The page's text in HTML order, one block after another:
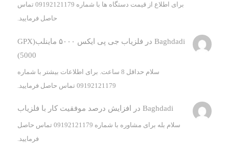
برای اطلاع از قیمت دستگاه ها با شماره 09192121179 تماس
حاصل فرمایید.
Baghdadi در
فلزیاب جی پی ایکس ۵۰۰۰ ماینلب(GPX
5000)
سلام حداقل 8 ساعت. برای اطلاعات بیشتر با شماره
09192121179 تماس حاصل فرمایید.
Baghdadi در افزایش درصد موفقیت کار با فلزیاب
سلام بله برای مشاوره با شماره 09192121179 تماس حاصل
فرمایید.